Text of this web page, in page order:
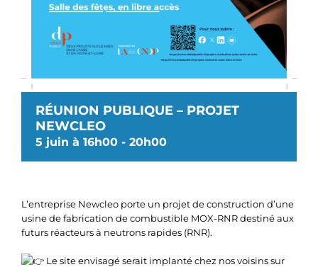
RÉUNION PUBLIQUE – PROJET
NEWCLEO
5 juin à 16h00 - 20h00
L’entreprise Newcleo porte un projet de construction d’une
usine de fabrication de combustible MOX-RNR destiné aux
futurs réacteurs à neutrons rapides (RNR).
Le site envisagé serait implanté chez nos voisins sur